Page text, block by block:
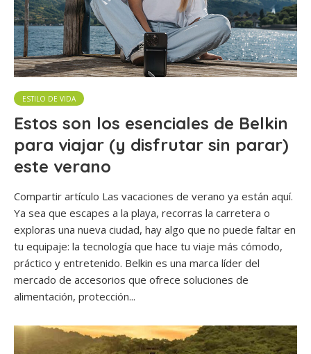
ESTILO DE VIDA
Estos son los esenciales de Belkin
para viajar (y disfrutar sin parar)
este verano
Compartir artículo Las vacaciones de verano ya están aquí.
Ya sea que escapes a la playa, recorras la carretera o
exploras una nueva ciudad, hay algo que no puede faltar en
tu equipaje: la tecnología que hace tu viaje más cómodo,
práctico y entretenido. Belkin es una marca líder del
mercado de accesorios que ofrece soluciones de
alimentación, protección...